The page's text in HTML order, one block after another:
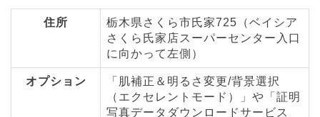
住所
栃木県さくら市氏家725（ベイシア
さくら氏家店スーパーセンター入口
に向かって左側）
オプション
「肌補正＆明るさ変更/背景選択
（エクセレントモード）」や「証明
写真データダウンロードサービス